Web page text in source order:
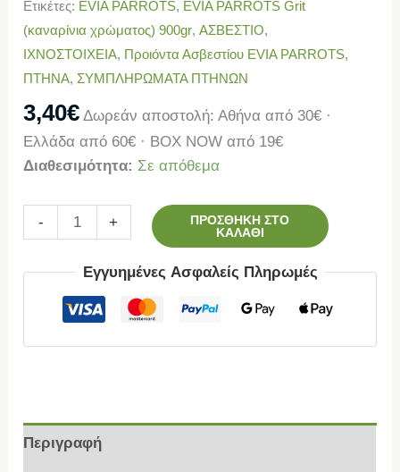
Ετικέτες: EVIA PARROTS, EVIA PARROTS Grit
(καναρίνια χρώματος) 900gr,ΑΣΒΕΣΤΙΟ,
ΙΧΝΟΣΤΟΙΧΕΙΑ, Προιόντα Ασβεστίου EVIA PARROTS,
ΠΤΗΝΑ, ΣΥΜΠΛΗΡΩΜΑΤΑ ΠΤΗΝΩΝ
3,40€ Δωρεάν αποστολή: Αθήνα από 30€ ·
Ελλάδα από 60€ · BOX NOW από 19€
Διαθεσιμότητα: Σε απόθεμα
- +
ΠΡΟΣΘΉΚΗ ΣΤΟ
ΚΑΛΆΘΙ
Εγγυημένες Ασφαλείς Πληρωμές
Περιγραφή